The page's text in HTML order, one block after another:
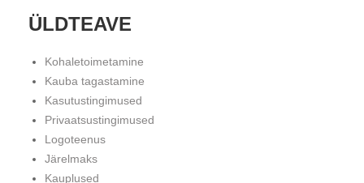
ÜLDTEAVE
Kohaletoimetamine
Kauba tagastamine
Kasutustingimused
Privaatsustingimused
Logoteenus
Järelmaks
Kauplused